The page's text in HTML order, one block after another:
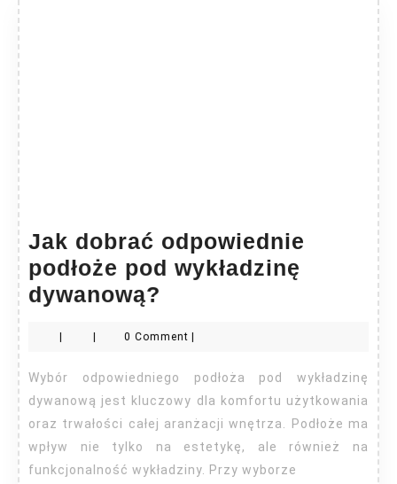
Jak dobrać odpowiednie
podłoże pod wykładzinę
dywanową?
odpowiednie
podłoże
pod
wykładzinę
dywanową?
0 Comment
Wybór odpowiedniego podłoża pod wykładzinę
dywanową jest kluczowy dla komfortu użytkowania
oraz trwałości całej aranżacji wnętrza. Podłoże ma
wpływ nie tylko na estetykę, ale również na
funkcjonalność wykładziny. Przy wyborze